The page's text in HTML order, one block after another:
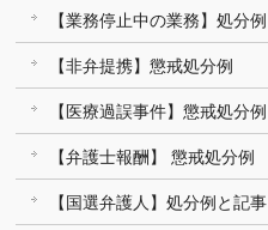
【業務停止中の業務】処分例
【非弁提携】懲戒処分例
【医療過誤事件】懲戒処分例
【弁護士報酬】 懲戒処分例
【国選弁護人】処分例と記事